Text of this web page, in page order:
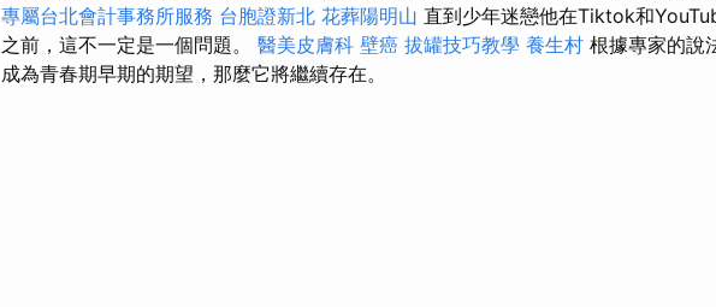
專屬台北會計事務所服務 台胞證新北 花葬陽明山 直到少年迷戀他在Tiktok和
之前，這不一定是一個問題。 醫美皮膚科 壁癌 拔罐技巧教學 養生村 根據專家的說
成為青春期早期的期望，那麼它將繼續存在。